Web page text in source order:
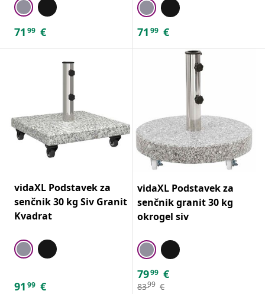
71 99 € 71 99 €
vidaXL Podstavek za
senčnik 30 kg Siv Granit
Kvadrat
91 99 €
vidaXL Podstavek za
senčnik granit 30 kg
okrogel siv
7999 €
8399 €